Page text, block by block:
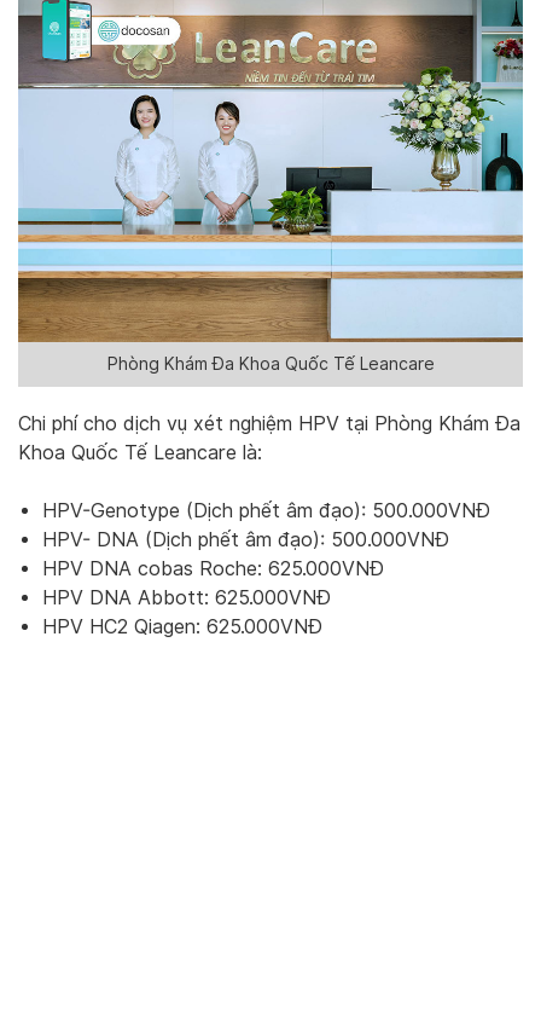
Phòng Khám Đa Khoa Quốc Tế Leancare
Chi phí cho dịch vụ xét nghiệm HPV tại Phòng Khám Đa
Khoa Quốc Tế Leancare là:
HPV-Genotype (Dịch phết âm đạo): 500.000VNĐ
HPV- DNA (Dịch phết âm đạo): 500.000VNĐ
HPV DNA cobas Roche: 625.000VNĐ
HPV DNA Abbott: 625.000VNĐ
HPV HC2 Qiagen: 625.000VNĐ